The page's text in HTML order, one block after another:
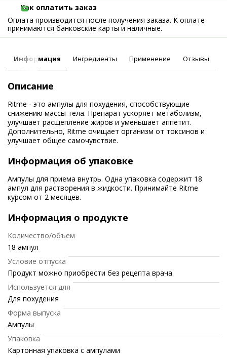
Как оплатить заказ
Оплата производится после получения заказа. К оплате
принимаются банковские карты и наличные.
Информация Ингредиенты Применение Отзывы
Описание
Ritme - это ампулы для похудения, способствующие
снижению массы тела. Препарат ускоряет метаболизм,
улучшает расщепление жиров и уменьшает аппетит.
Дополнительно, Ritme очищает организм от токсинов и
улучшает общее самочувствие.
Информация об упаковке
Ампулы для приема внутрь. Одна упаковка содержит 18
ампул для растворения в жидкости. Принимайте Ritme
курсом от 2 месяцев.
Информация о продукте
Количество/объем
18 ампул
Условие отпуска
Продукт можно приобрести без рецепта врача.
Используется для
Для похудения
Форма выпуска
Ампулы
Упаковка
Картонная упаковка с ампулами